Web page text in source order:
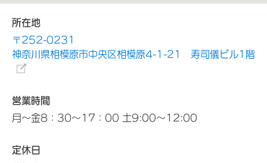
所在地
〒252-0231
神奈川県相模原市中央区相模原4-1-21 寿司儀ビル1階
営業時間
月～金8：30～17：00 土9:00～12:00
定休日